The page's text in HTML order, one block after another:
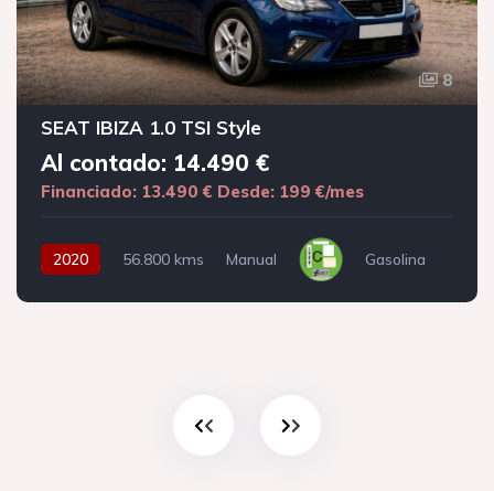
8
SEAT IBIZA 1.0 TSI Style
Al contado: 14.490 €
Financiado: 13.490 € Desde: 199 €/mes
2020 56.800 kms Manual Gasolina